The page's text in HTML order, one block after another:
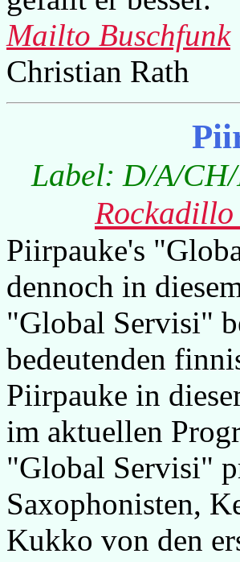
Mailto Buschfunk
Christian Rath
Label: D/A/
Piirpauke's
dennoch in
"Global Servisi"
bedeutenden
Piirpauke in
im aktuellen
"Global Servisi"
Saxophonisten,
Kukko von den